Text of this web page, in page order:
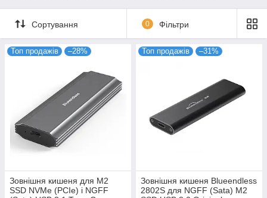
Сортування 0 Фільтри
Топ продажів –28%
Зовнішня кишеня для M2
SSD NVMe (PCIe) і NGFF
Топ продажів –31%
Зовнішня кишеня Blueendless
2802S для NGFF (Sata) M2